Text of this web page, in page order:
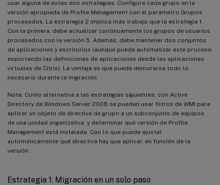
usar alguna de estas dos estrategias. Configure cada grupo en la
versión apropiada de Profile Management con el parámetro Grupos
procesados. La estrategia 2 implica más trabajo que la estrategia 1.
Con la primera, debe actualizar continuamente los grupos de usuarios
procesados con la versión 5. Además, debe mantener dos conjuntos
de aplicaciones y escritorios (aunque puede automatizar este proceso
exportando las definiciones de aplicaciones desde las aplicaciones
virtuales de Citrix). La ventaja es que puede demorarse todo lo
necesario durante la migración.
Nota: Como alternativa a las estrategias siguientes, con Active
Directory de Windows Server 2008 se pueden usar filtros de WMI para
aplicar un objeto de directiva de grupo a un subconjunto de equipos
de una unidad organizativa, y determinar qué versión de Profile
Management está instalada. Con lo que puede ajustar
automáticamente qué directiva hay que aplicar, en función de la
versión.
Estrategia 1: Migración en un solo paso